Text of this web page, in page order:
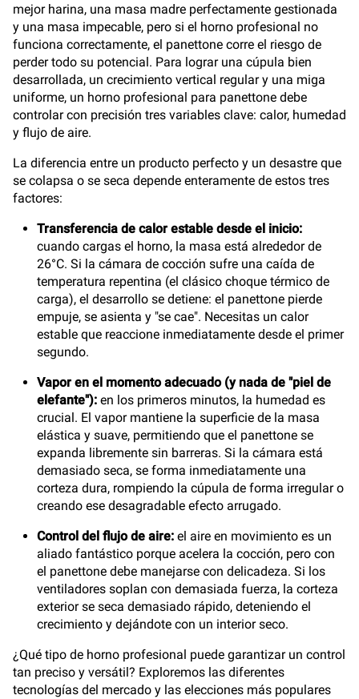
mejor harina, una masa madre perfectamente gestionada
y una masa impecable, pero si el horno profesional no
funciona correctamente, el panettone corre el riesgo de
perder todo su potencial. Para lograr una cúpula bien
desarrollada, un crecimiento vertical regular y una miga
uniforme, un horno profesional para panettone debe
controlar con precisión tres variables clave: calor, humedad
y flujo de aire.
La diferencia entre un producto perfecto y un desastre que
se colapsa o se seca depende enteramente de estos tres
factores:
Transferencia de calor estable desde el inicio:
cuando cargas el horno, la masa está alrededor de
26°C. Si la cámara de cocción sufre una caída de
temperatura repentina (el clásico choque térmico de
carga), el desarrollo se detiene: el panettone pierde
empuje, se asienta y "se cae". Necesitas un calor
estable que reaccione inmediatamente desde el primer
segundo.
Vapor en el momento adecuado (y nada de "piel de
elefante"): en los primeros minutos, la humedad es
crucial. El vapor mantiene la superficie de la masa
elástica y suave, permitiendo que el panettone se
expanda libremente sin barreras. Si la cámara está
demasiado seca, se forma inmediatamente una
corteza dura, rompiendo la cúpula de forma irregular o
creando ese desagradable efecto arrugado.
Control del flujo de aire: el aire en movimiento es un
aliado fantástico porque acelera la cocción, pero con
el panettone debe manejarse con delicadeza. Si los
ventiladores soplan con demasiada fuerza, la corteza
exterior se seca demasiado rápido, deteniendo el
crecimiento y dejándote con un interior seco.
¿Qué tipo de horno profesional puede garantizar un control
tan preciso y versátil? Exploremos las diferentes
tecnologías del mercado y las elecciones más populares